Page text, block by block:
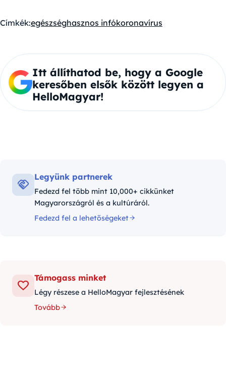
Címkék:egészséghasznos infókoronavírus
Itt állíthatod be, hogy a Google
keresőben elsők között legyen a
HelloMagyar!
Legyünk partnerek
Fedezd fel több mint 10,000+ cikkünket
Magyarországról és a kultúráról.
Fedezd fel a lehetőségeket
Támogass minket
Légy részese a HelloMagyar fejlesztésének
Tovább